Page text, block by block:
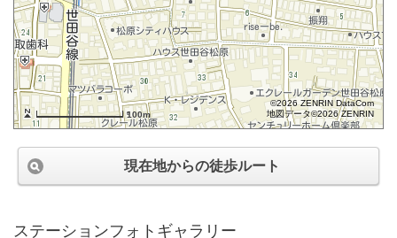
100m
©2026 ZENRIN DataCom
地図データ©2026 ZENRIN
現在地からの徒歩ルート
ステーションフォトギャラリー